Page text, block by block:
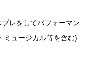
レをしてパフォーマン
ミュージカル等を含む)